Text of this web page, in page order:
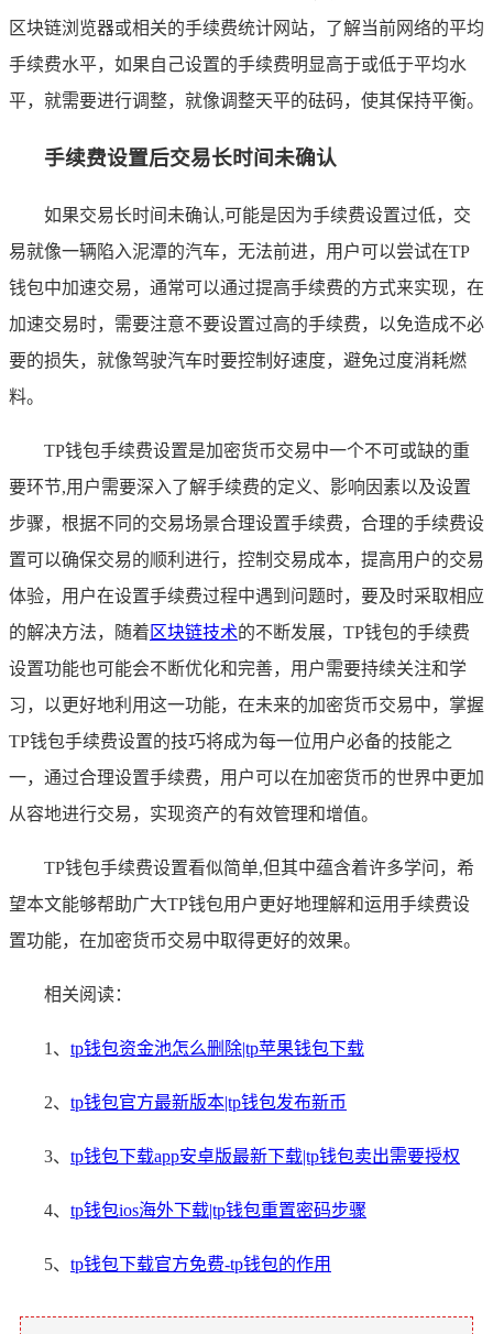
区块链浏览器或相关的手续费统计网站，了解当前网络的平均
手续费水平，如果自己设置的手续费明显高于或低于平均水
平，就需要进行调整，就像调整天平的砝码，使其保持平衡。
手续费设置后交易长时间未确认
如果交易长时间未确认,可能是因为手续费设置过低，交
易就像一辆陷入泥潭的汽车，无法前进，用户可以尝试在TP
钱包中加速交易，通常可以通过提高手续费的方式来实现，在
加速交易时，需要注意不要设置过高的手续费，以免造成不必
要的损失，就像驾驶汽车时要控制好速度，避免过度消耗燃
料。
TP钱包手续费设置是加密货币交易中一个不可或缺的重
要环节,用户需要深入了解手续费的定义、影响因素以及设置
步骤，根据不同的交易场景合理设置手续费，合理的手续费设
置可以确保交易的顺利进行，控制交易成本，提高用户的交易
体验，用户在设置手续费过程中遇到问题时，要及时采取相应
的解决方法，随着 区块链技术的不断发展，TP钱包的手续费
设置功能也可能会不断优化和完善，用户需要持续关注和学
习，以更好地利用这一功能，在未来的加密货币交易中，掌握
TP钱包手续费设置的技巧将成为每一位用户必备的技能之
一，通过合理设置手续费，用户可以在加密货币的世界中更加
从容地进行交易，实现资产的有效管理和增值。
TP钱包手续费设置看似简单,但其中蕴含着许多学问，希
望本文能够帮助广大TP钱包用户更好地理解和运用手续费设
置功能，在加密货币交易中取得更好的效果。
相关阅读：
1、 tp钱包资金池怎么删除|tp苹果钱包下载
2、 tp钱包官方最新版本|tp钱包发布新币
3、 tp钱包下载app安卓版最新下载|tp钱包卖出需要授权
4、 tp钱包ios海外下载|tp钱包重置密码步骤
5、 tp钱包下载官方免费-tp钱包的作用